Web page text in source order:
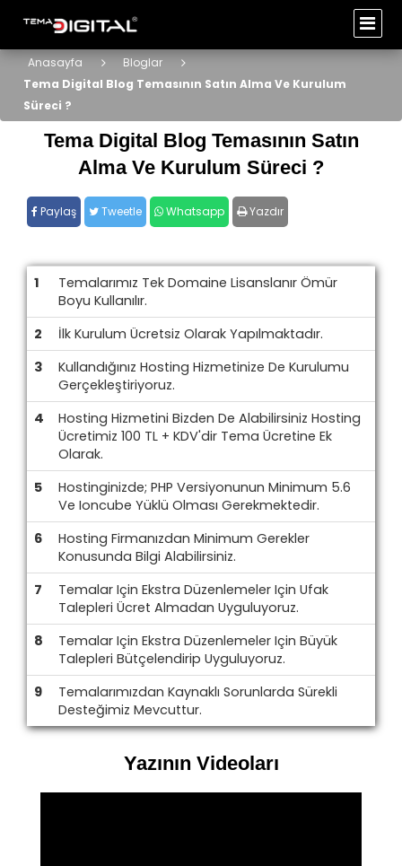
Anasayfa
Bloglar
Tema Digital Blog Temasının Satın Alma Ve Kurulum
Süreci ?
Tema Digital Blog Temasının Satın
Alma Ve Kurulum Süreci ?
Paylaş Tweetle Whatsapp Yazdır
1
Temalarımız Tek Domaine Lisanslanır Ömür
Boyu Kullanılır.
2
İlk Kurulum Ücretsiz Olarak Yapılmaktadır.
3
Kullandığınız Hosting Hizmetinize De Kurulumu
Gerçekleştiriyoruz.
4
Hosting Hizmetini Bizden De Alabilirsiniz Hosting
Ücretimiz 100 TL + KDV'dir Tema Ücretine Ek
Olarak.
5
Hostinginizde; PHP Versiyonunun Minimum 5.6
Ve Ioncube Yüklü Olması Gerekmektedir.
6
Hosting Firmanızdan Minimum Gerekler
Konusunda Bilgi Alabilirsiniz.
7
Temalar Için Ekstra Düzenlemeler Için Ufak
Talepleri Ücret Almadan Uyguluyoruz.
8
Temalar Için Ekstra Düzenlemeler Için Büyük
Talepleri Bütçelendirip Uyguluyoruz.
9
Temalarımızdan Kaynaklı Sorunlarda Sürekli
Desteğimiz Mevcuttur.
Yazının Videoları